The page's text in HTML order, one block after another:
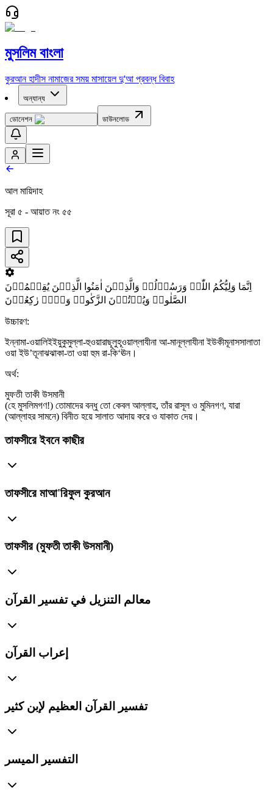
মুসলিম বাংলা
কুরআন হাদীস নামাজের সময় মাসায়েল দু'আ প্রবন্ধ বিবাহ
অন্যান্য
ডোনেশন ডাউনলোড
আল মায়িদাহ
সূরা ৫ - আয়াত নং ৫৫
اِنَّمَا وَلِیُّکُمُ اللّٰہُ وَرَسُوۡلُہٗ وَالَّذِیۡنَ اٰمَنُوا الَّذِیۡنَ یُقِیۡمُوۡنَ
الصَّلٰوۃَ وَیُؤۡتُوۡنَ الزَّکٰوۃَ وَہُمۡ رٰکِعُوۡنَ
উচ্চারণ:
ইন্নামা-ওয়ালিইইয়ুকুমুল্লা-হুওয়ারাছূলুহূওয়াল্লাযীনা আ-মানূল্লাযীনা ইউকীমূনাসসালাতা
ওয়া ইউ’তূনাঝঝাকা-তা ওয়া হুম রা-কি‘ঊন।
অর্থ:
মুফতী তাকী উসমানী
(হে মুসলিমগণ!) তোমাদের বন্ধু তো কেবল আল্লাহ, তাঁর রাসূল ও মুমিনগণ, যারা
(আল্লাহর সামনে) বিনীত হয়ে সালাত আদায় করে ও যাকাত দেয়।
তাফসীরে ইবনে কাছীর
তাফসীরে মাআ'রিফুল কুরআন
তাফসীর (মুফতী তাকী উসমানী)
معالم التنزيل في تفسير القرآن
إعراب القرآن
تفسير القرآن العظيم لإبن كثير
التفسير الميسر